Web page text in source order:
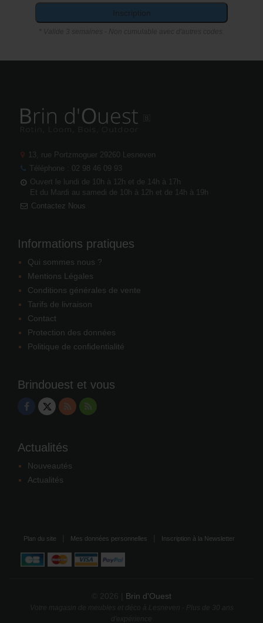
Inscription
13, rue Portzmoguer 29260 Lesneven
Téléphone : 02 98 46 09 93
Ouvert le lundi de 10h à 12h et de 14h à 17h
Et du Mardi au samedi de 10h à 12h et de 14h à 19h
Contactez Nous
Informations pratiques
Qui sommes nous ?
Mentions Légales
Conditions générales de vente
Tarifs de livraison
Contact
Protection des données
Politique de confidentialité
Brindouest et vous
Actualités
Nouveautés
Actualités
Plan du site Mes données personnelles Inscription à la Newsletter
© 2026 | Brin d'Ouest
Votre magasin de meubles et déco à Lesneven - Plus de 30 ans